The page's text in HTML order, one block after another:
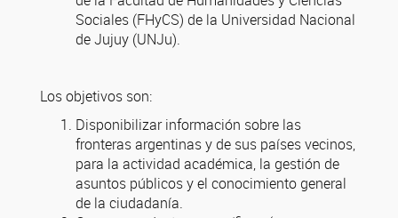
Sociales (FHyCS) de la Universidad Nacional
de Jujuy (UNJu).
Los objetivos son:
Disponibilizar información sobre las
fronteras argentinas y de sus países vecinos,
para la actividad académica, la gestión de
asuntos públicos y el conocimiento general
de la ciudadanía.